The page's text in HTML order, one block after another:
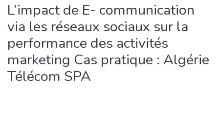
Statistics
L’impact de E- communication
via les réseaux sociaux sur la
performance des activités
marketing Cas pratique : Algérie
Télécom SPA